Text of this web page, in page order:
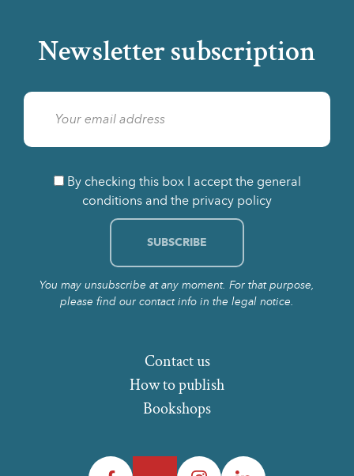
Newsletter subscription
By checking this box I accept the general
conditions and the privacy policy
You may unsubscribe at any moment. For that purpose,
please find our contact info in the legal notice.
How to publish
Bookshops
Contact us
Facebook InstagramLinkedIn